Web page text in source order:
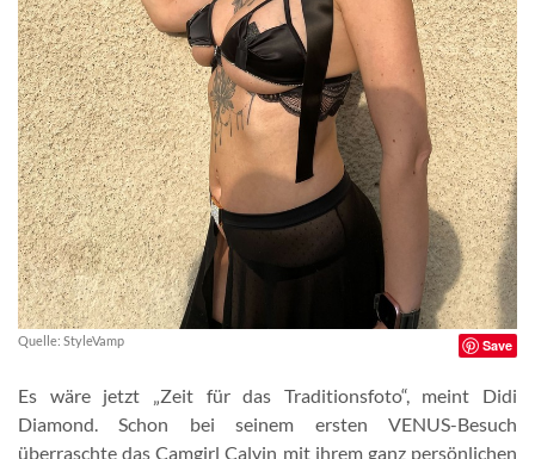
Quelle: StyleVamp Save
Es wäre jetzt „Zeit für das Traditionsfoto“, meint Didi
Diamond. Schon bei seinem ersten VENUS-Besuch
überraschte das Camgirl Calvin mit ihrem ganz persönlichen